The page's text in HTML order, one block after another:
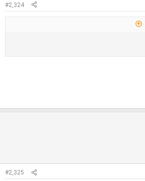
#2,324
#2,325